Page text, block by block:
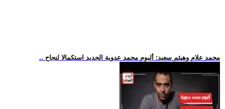
.. محمد علام وهيثم سعيد: ألبوم محمد عدوية الجديد استكمالا لنجاح